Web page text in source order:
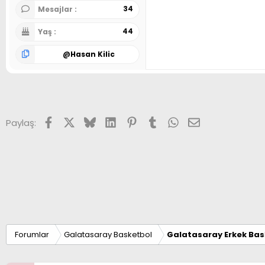
Mesajlar 34
Yaş 44
@Hasan Kilic
Paylaş: FacebookX (Twitter)
BlueskyLinkedInPinterest
Tumblr WhatsApp
E-posta
Forumlar Galatasaray Basketbol Galatasaray Erkek